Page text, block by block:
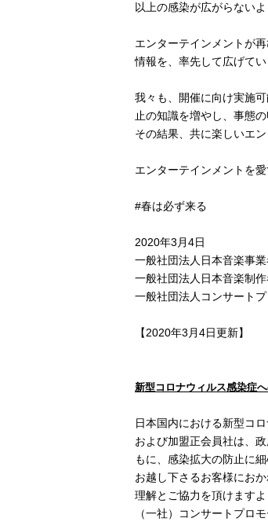
以上の感染が広がらない
エンターテインメントが
情報を、率先して広げて
我々も、開催に向け実施
止の知識を増やし、事態
その結果、共に楽しいエ
エンターテインメントを愛
#春は必ず来る
2020年3月4日
一般社団法人日本音楽事
一般社団法人日本音楽制
一般社団法人コンサート
【2020年3月4日更新】
新型コロナウィルス感染症
日本国内における新型コ
および加盟正会員社は、
もに、感染拡大の防止に
お越し下さるお客様にお
理解とご協力を頂けます
（一社）コンサートプロ